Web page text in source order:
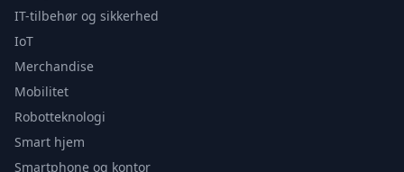
IT-tilbehør og sikkerhed
IoT
Merchandise
Mobilitet
Robotteknologi
Smart hjem
Smartphone og kontor